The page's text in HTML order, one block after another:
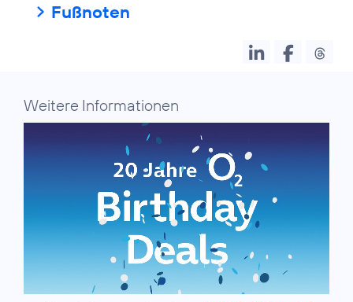
Fußnoten
Weitere Informationen